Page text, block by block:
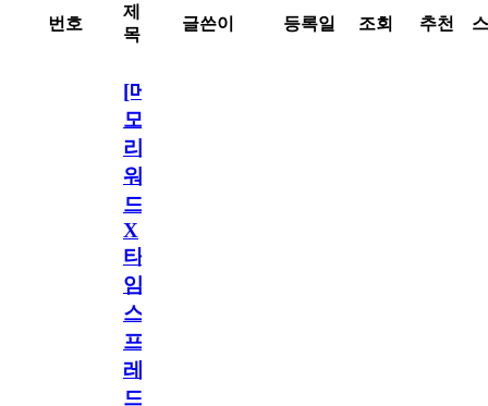
번호
제
목
글쓴이 등록일 조회 추천
[메
모
리
워
드
X
타
임
스
프
레
드]